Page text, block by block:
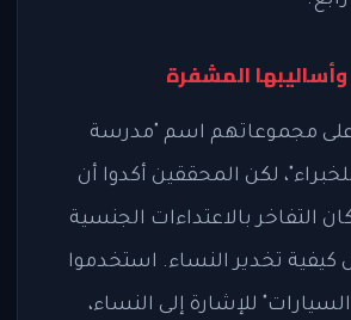
المشفرة
مجموعاتهم اسم "مدرسة
للخبراء"، لكن المحققين أكدوا أن
التفاخر بالاعتداءات الجنسية
كيفية تخدير النساء. استخدموا
للإشارة إلى النساء،